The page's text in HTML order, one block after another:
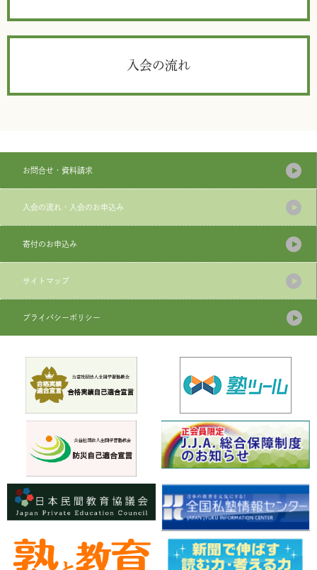
入会の流れ
お問合せ・資料請求
入会の流れ・入会のお申込み
寄付のお申込み
サイトマップ
プライバシーポリシー